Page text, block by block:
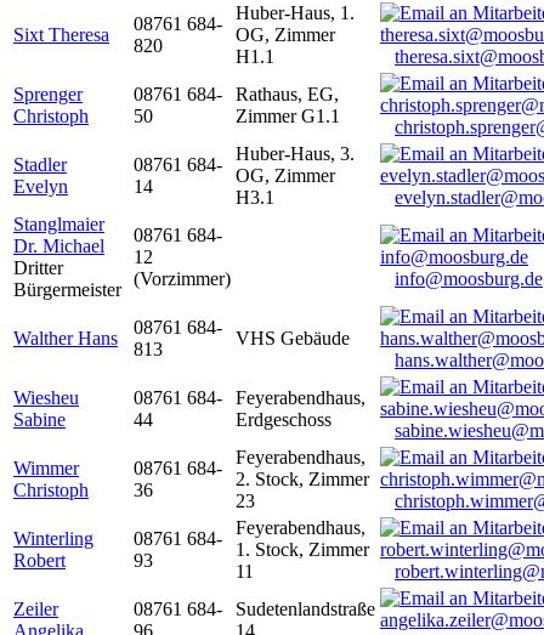
Sixt Theresa
08761 684-
820
Huber-Haus, 1.
OG, Zimmer
H1.1
Sprenger
Christoph
08761 684-
50
Rathaus, EG,
Zimmer G1.1
Stadler
Evelyn
08761 684-
14
Huber-Haus, 3.
OG, Zimmer
H3.1
Stanglmaier
Dr. Michael
Dritter
Bürgermeister
08761 684-
12
(Vorzimmer)
info@moosburg.de
Walther Hans
08761 684-
813
VHS Gebäude
Wiesheu
Sabine
08761 684-
44
Feyerabendhaus,
Erdgeschoss
Wimmer
Christoph
08761 684-
36
Feyerabendhaus,
2. Stock, Zimmer
23
Winterling
Robert
08761 684-
93
Feyerabendhaus,
1. Stock, Zimmer
11
Zeiler
Angelika
08761 684-
96
Sudetenlandstraße
14